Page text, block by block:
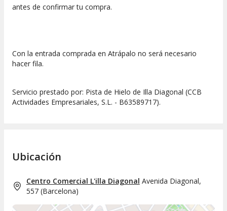
antes de confirmar tu compra.
Con la entrada comprada en Atrápalo no será necesario
hacer fila.
Servicio prestado por: Pista de Hielo de Illa Diagonal (CCB
Actividades Empresariales, S.L. - B63589717).
Ubicación
Centro Comercial L'illa Diagonal Avenida Diagonal,
557(Barcelona)